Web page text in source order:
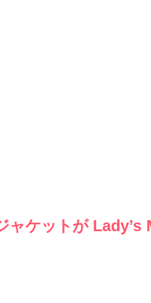
ャケットが Lady’s